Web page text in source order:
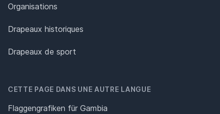
Organisations
Drapeaux historiques
Drapeaux de sport
CETTE PAGE DANS UNE AUTRE LANGUE
Flaggengrafiken für Gambia